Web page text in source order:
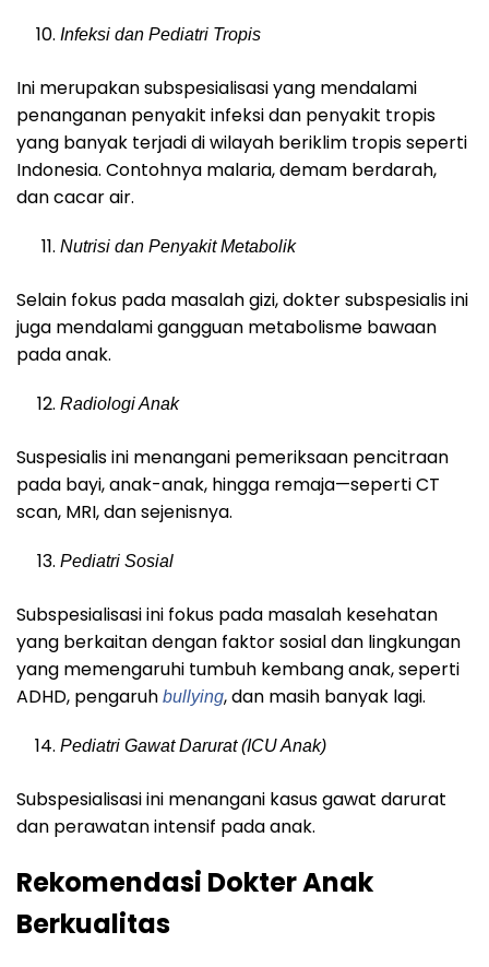
Infeksi dan Pediatri Tropis
Ini merupakan subspesialisasi yang mendalami
penanganan penyakit infeksi dan penyakit tropis
yang banyak terjadi di wilayah beriklim tropis seperti
Indonesia. Contohnya malaria, demam berdarah,
dan cacar air.
Nutrisi dan Penyakit Metabolik
Selain fokus pada masalah gizi, dokter subspesialis ini
juga mendalami gangguan metabolisme bawaan
pada anak.
Radiologi Anak
Suspesialis ini menangani pemeriksaan pencitraan
pada bayi, anak-anak, hingga remaja—seperti CT
scan, MRI, dan sejenisnya.
Pediatri Sosial
Subspesialisasi ini fokus pada masalah kesehatan
yang berkaitan dengan faktor sosial dan lingkungan
yang memengaruhi tumbuh kembang anak, seperti
ADHD, pengaruh bullying, dan masih banyak lagi.
Pediatri Gawat Darurat (ICU Anak)
Subspesialisasi ini menangani kasus gawat darurat
dan perawatan intensif pada anak.
Rekomendasi Dokter Anak
Berkualitas